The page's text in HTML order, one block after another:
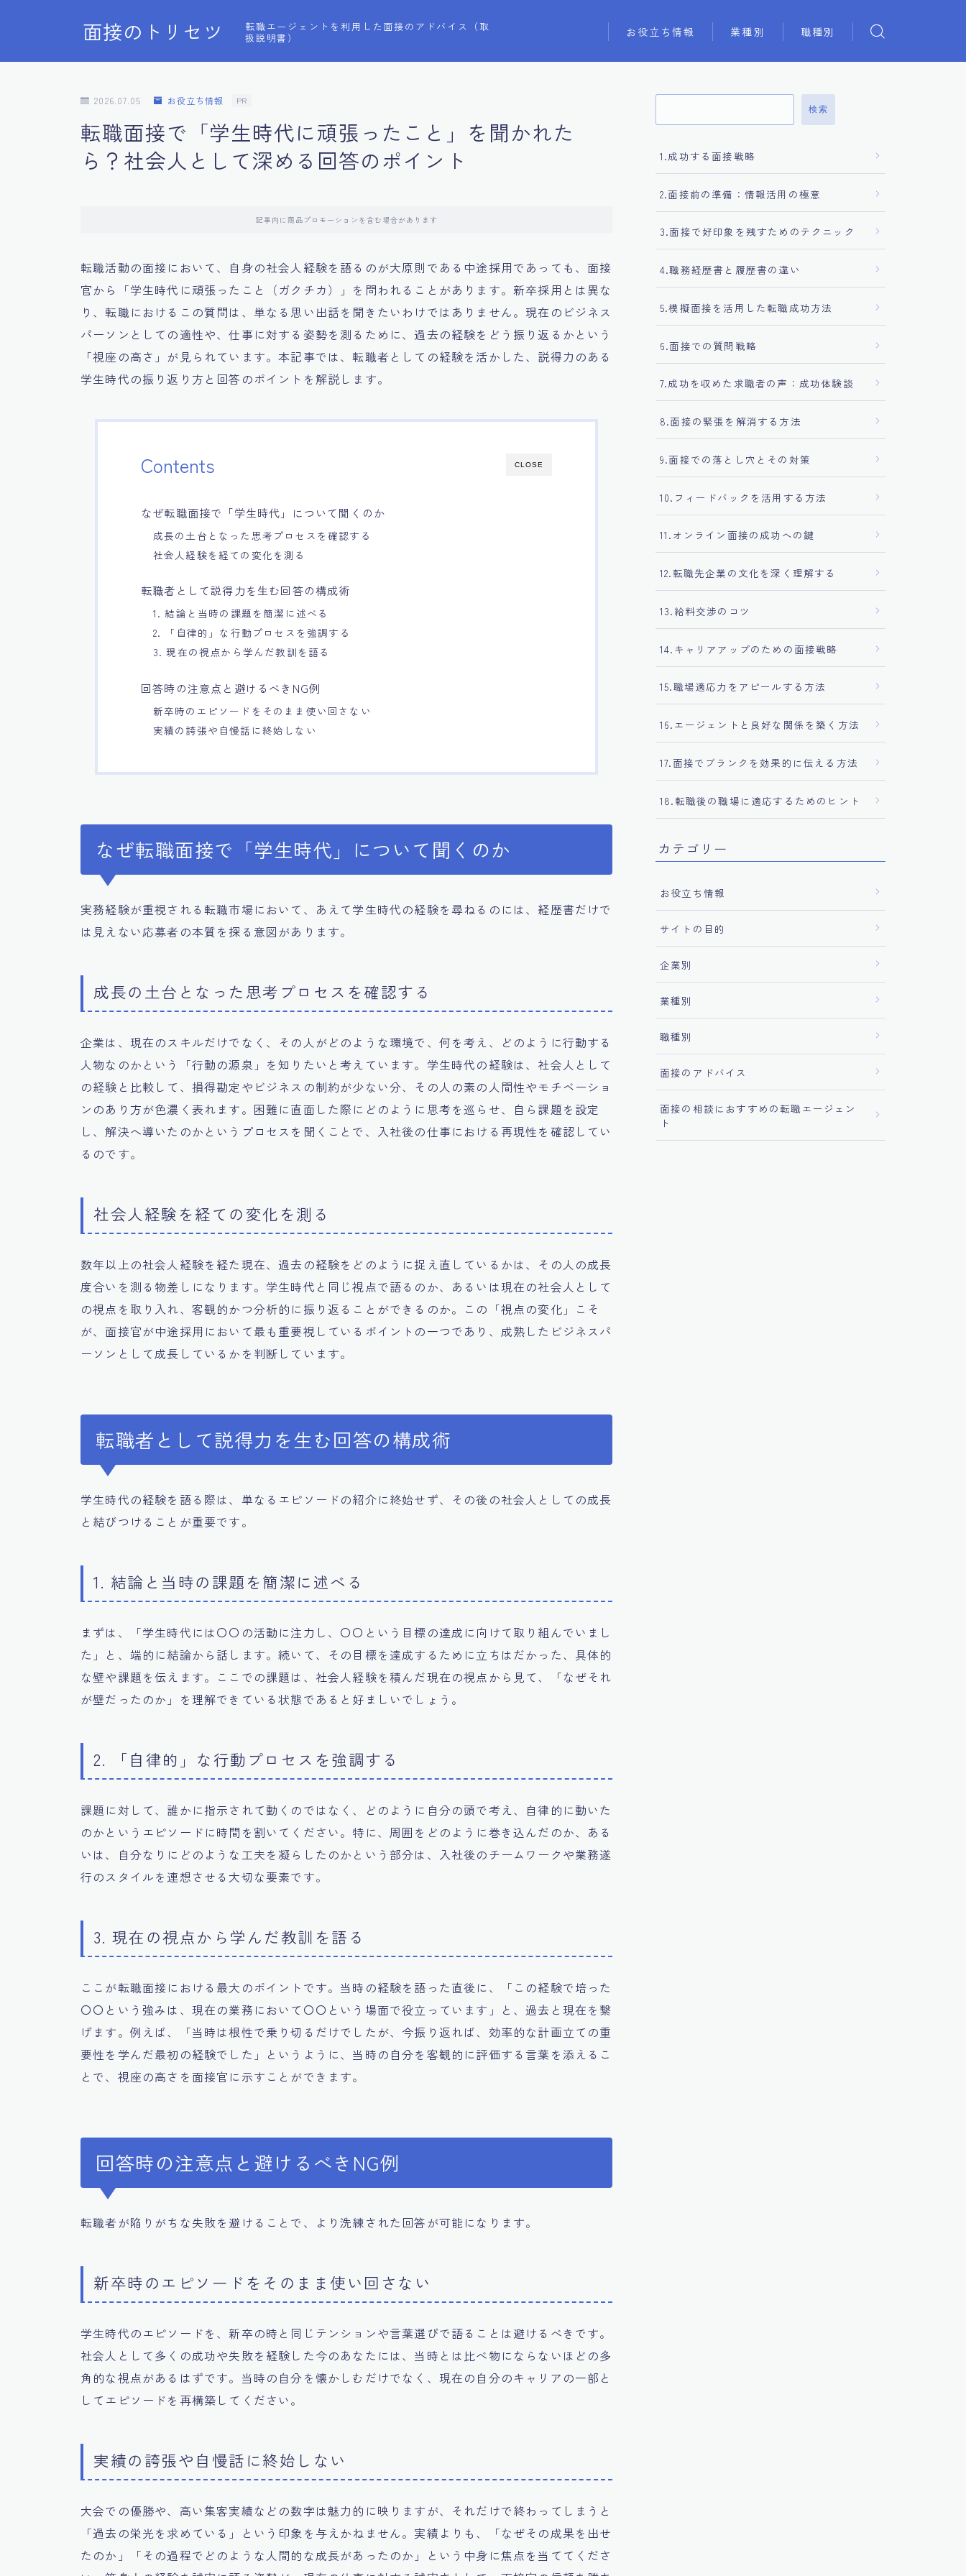
面接のトリセツ
転職エージェントを利用した面接のアドバイス（取
扱説明書）
お役立ち情報 業種別 職種別
2026.07.05 お役立ち情報 PR
転職面接で「学生時代に頑張ったこと」を聞かれた
ら？社会人として深める回答のポイント
記事内に商品プロモーションを含む場合があります
転職活動の面接において、自身の社会人経験を語るのが大原則である中途採用であっても、面接
官から「学生時代に頑張ったこと（ガクチカ）」を問われることがあります。新卒採用とは異な
り、転職におけるこの質問は、単なる思い出話を聞きたいわけではありません。現在のビジネス
パーソンとしての適性や、仕事に対する姿勢を測るために、過去の経験をどう振り返るかという
「視座の高さ」が見られています。本記事では、転職者としての経験を活かした、説得力のある
学生時代の振り返り方と回答のポイントを解説します。
CLOSE
Contents
なぜ転職面接で「学生時代」について聞くのか
成長の土台となった思考プロセスを確認する
社会人経験を経ての変化を測る
転職者として説得力を生む回答の構成術
1. 結論と当時の課題を簡潔に述べる
2. 「自律的」な行動プロセスを強調する
3. 現在の視点から学んだ教訓を語る
回答時の注意点と避けるべきNG例
新卒時のエピソードをそのまま使い回さない
実績の誇張や自慢話に終始しない
なぜ転職面接で「学生時代」について聞くのか
実務経験が重視される転職市場において、あえて学生時代の経験を尋ねるのには、経歴書だけで
は見えない応募者の本質を探る意図があります。
成長の土台となった思考プロセスを確認する
企業は、現在のスキルだけでなく、その人がどのような環境で、何を考え、どのように行動する
人物なのかという「行動の源泉」を知りたいと考えています。学生時代の経験は、社会人として
の経験と比較して、損得勘定やビジネスの制約が少ない分、その人の素の人間性やモチベーショ
ンのあり方が色濃く表れます。困難に直面した際にどのように思考を巡らせ、自ら課題を設定
し、解決へ導いたのかというプロセスを聞くことで、入社後の仕事における再現性を確認してい
るのです。
社会人経験を経ての変化を測る
数年以上の社会人経験を経た現在、過去の経験をどのように捉え直しているかは、その人の成長
度合いを測る物差しになります。学生時代と同じ視点で語るのか、あるいは現在の社会人として
の視点を取り入れ、客観的かつ分析的に振り返ることができるのか。この「視点の変化」こそ
が、面接官が中途採用において最も重要視しているポイントの一つであり、成熟したビジネスパ
ーソンとして成長しているかを判断しています。
転職者として説得力を生む回答の構成術
学生時代の経験を語る際は、単なるエピソードの紹介に終始せず、その後の社会人としての成長
と結びつけることが重要です。
1. 結論と当時の課題を簡潔に述べる
まずは、「学生時代には〇〇の活動に注力し、〇〇という目標の達成に向けて取り組んでいまし
た」と、端的に結論から話します。続いて、その目標を達成するために立ちはだかった、具体的
な壁や課題を伝えます。ここでの課題は、社会人経験を積んだ現在の視点から見て、「なぜそれ
が壁だったのか」を理解できている状態であると好ましいでしょう。
2. 「自律的」な行動プロセスを強調する
課題に対して、誰かに指示されて動くのではなく、どのように自分の頭で考え、自律的に動いた
のかというエピソードに時間を割いてください。特に、周囲をどのように巻き込んだのか、ある
いは、自分なりにどのような工夫を凝らしたのかという部分は、入社後のチームワークや業務遂
行のスタイルを連想させる大切な要素です。
3. 現在の視点から学んだ教訓を語る
ここが転職面接における最大のポイントです。当時の経験を語った直後に、「この経験で培った
〇〇という強みは、現在の業務において〇〇という場面で役立っています」と、過去と現在を繋
げます。例えば、「当時は根性で乗り切るだけでしたが、今振り返れば、効率的な計画立ての重
要性を学んだ最初の経験でした」というように、当時の自分を客観的に評価する言葉を添えるこ
とで、視座の高さを面接官に示すことができます。
回答時の注意点と避けるべきNG例
転職者が陥りがちな失敗を避けることで、より洗練された回答が可能になります。
新卒時のエピソードをそのまま使い回さない
学生時代のエピソードを、新卒の時と同じテンションや言葉選びで語ることは避けるべきです。
社会人として多くの成功や失敗を経験した今のあなたには、当時とは比べ物にならないほどの多
角的な視点があるはずです。当時の自分を懐かしむだけでなく、現在の自分のキャリアの一部と
してエピソードを再構築してください。
実績の誇張や自慢話に終始しない
大会での優勝や、高い集客実績などの数字は魅力的に映りますが、それだけで終わってしまうと
「過去の栄光を求めている」という印象を与えかねません。実績よりも、「なぜその成果を出せ
たのか」「その過程でどのような人間的な成長があったのか」という中身に焦点を当ててくださ
検索
1.成功する面接戦略
2.面接前の準備：情報活用の極意
3.面接で好印象を残すためのテクニック
4.職務経歴書と履歴書の違い
5.模擬面接を活用した転職成功方法
6.面接での質問戦略
7.成功を収めた求職者の声：成功体験談
8.面接の緊張を解消する方法
9.面接での落とし穴とその対策
10.フィードバックを活用する方法
11.オンライン面接の成功への鍵
12.転職先企業の文化を深く理解する
13.給料交渉のコツ
14.キャリアアップのための面接戦略
15.職場適応力をアピールする方法
16.エージェントと良好な関係を築く方法
17.面接でブランクを効果的に伝える方法
18.転職後の職場に適応するためのヒント
カテゴリー
お役立ち情報
サイトの目的
企業別
業種別
職種別
面接のアドバイス
面接の相談におすすめの転職エージェン
ト